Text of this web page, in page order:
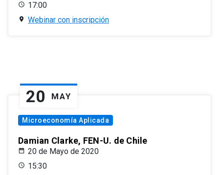
17:00
Webinar con inscripción
20 MAY
Microeconomía Aplicada
Damian Clarke, FEN-U. de Chile
20 de Mayo de 2020
15:30